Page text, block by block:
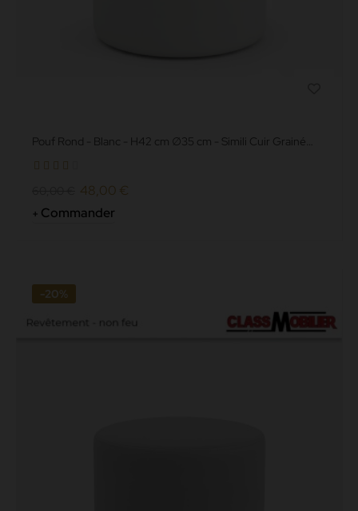
Pouf Rond - Blanc - H42 cm ∅35 cm - Simili Cuir Grainé
48,00 €
Commander
-20%